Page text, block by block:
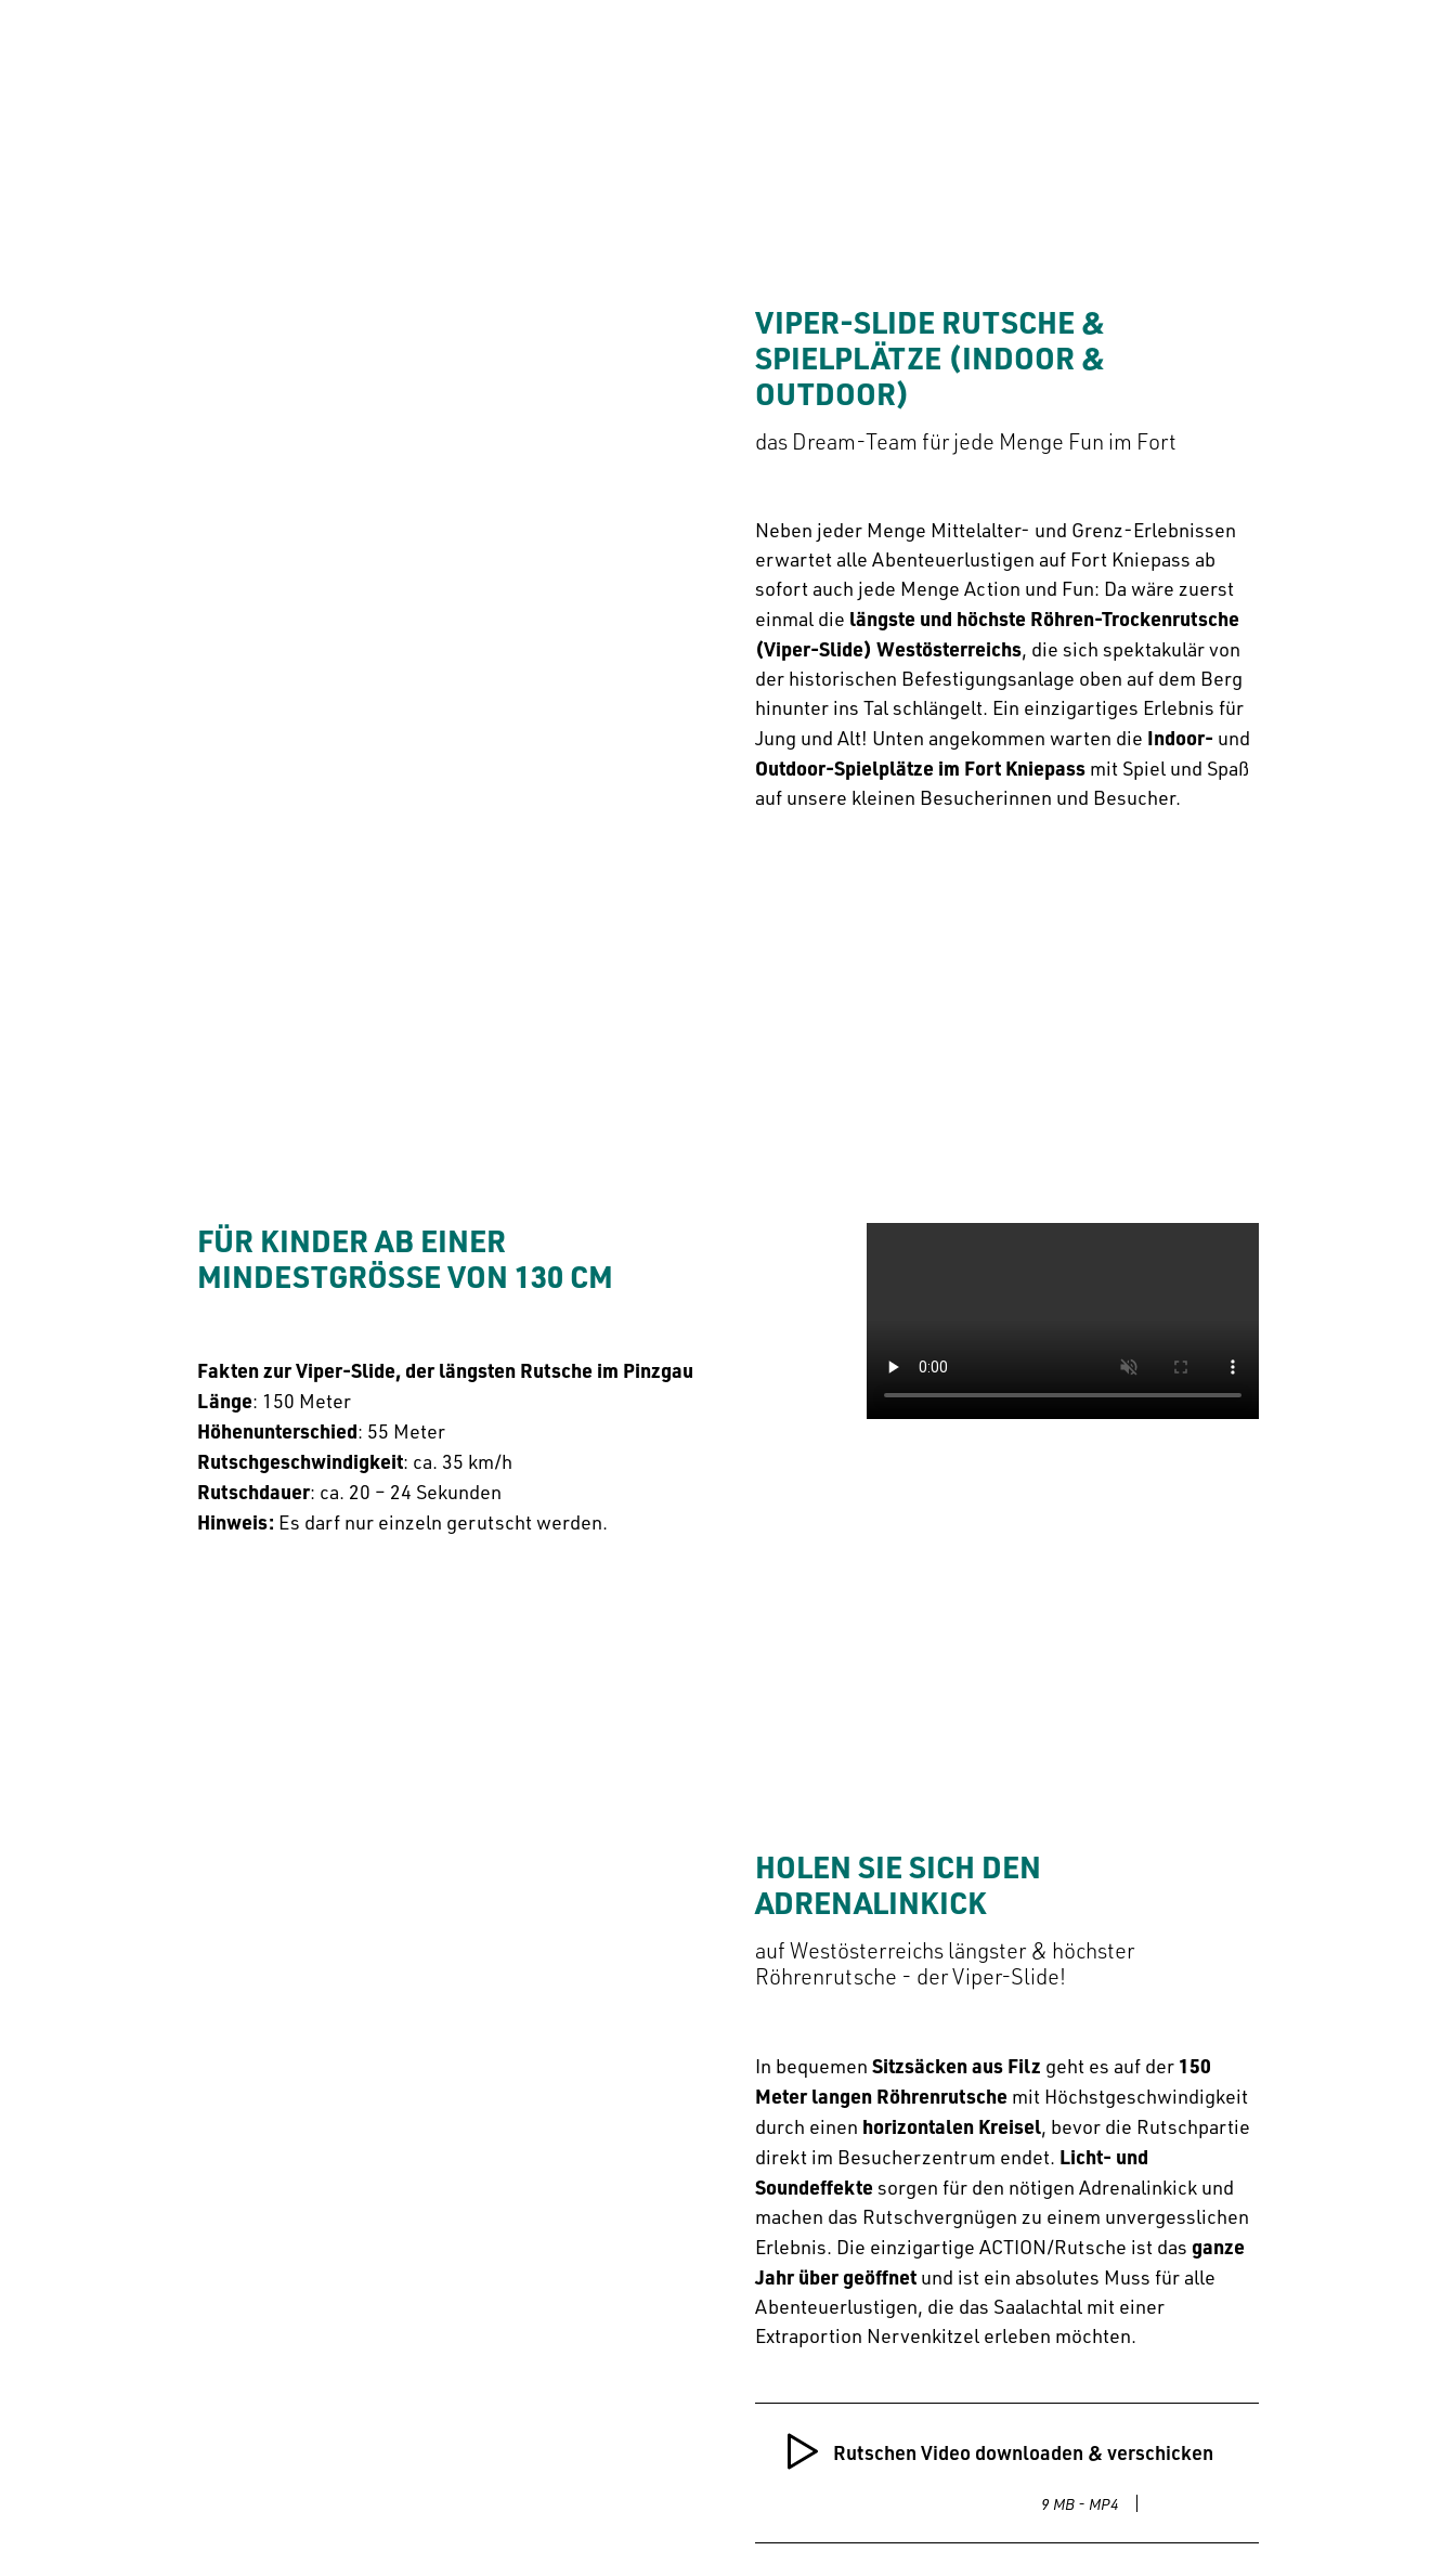
VIPER-SLIDE RUTSCHE &
SPIELPLÄTZE (INDOOR &
OUTDOOR)
das Dream-Team für jede Menge Fun im Fort
Neben jeder Menge Mittelalter- und Grenz-Erlebnissen
erwartet alle Abenteuerlustigen auf Fort Kniepass ab
sofort auch jede Menge Action und Fun: Da wäre zuerst
einmal die längste und höchste Röhren-Trockenrutsche
(Viper-Slide) Westösterreichs, die sich spektakulär von
der historischen Befestigungsanlage oben auf dem Berg
hinunter ins Tal schlängelt. Ein einzigartiges Erlebnis für
Jung und Alt! Unten angekommen warten die Indoor- und
Outdoor-Spielplätze im Fort Kniepassmit Spiel und Spaß
auf unsere kleinen Besucherinnen und Besucher.
FÜR KINDER AB EINER
MINDESTGRÖSSE VON 130 CM
Fakten zur Viper-Slide, der längsten Rutsche im Pinzgau
Länge: 150 Meter
Höhenunterschied: 55 Meter
Rutschgeschwindigkeit: ca. 35 km/h
Rutschdauer: ca. 20 – 24 Sekunden
Hinweis: Es darf nur einzeln gerutscht werden.
HOLEN SIE SICH DEN
ADRENALINKICK
auf Westösterreichs längster & höchster
Röhrenrutsche - der Viper-Slide!
In bequemen Sitzsäcken aus Filz geht es auf der 150
Meter langen Röhrenrutsche mit Höchstgeschwindigkeit
durch einen horizontalen Kreisel, bevor die Rutschpartie
direkt im Besucherzentrum endet. Licht- und
Soundeffekte sorgen für den nötigen Adrenalinkick und
machen das Rutschvergnügen zu einem unvergesslichen
Erlebnis. Die einzigartige ACTION/Rutsche ist das ganze
Jahr über geöffnetund ist ein absolutes Muss für alle
Abenteuerlustigen, die das Saalachtal mit einer
Extraportion Nervenkitzel erleben möchten.
Rutschen Video downloaden & verschicken
9 MB - MP4